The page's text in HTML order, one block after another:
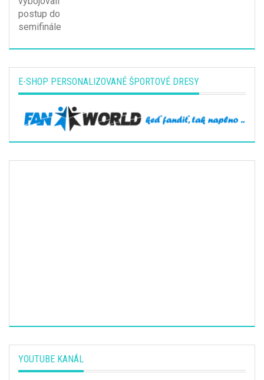
E-SHOP PERSONALIZOVANÉ ŠPORTOVÉ DRESY
YOUTUBE KANÁL